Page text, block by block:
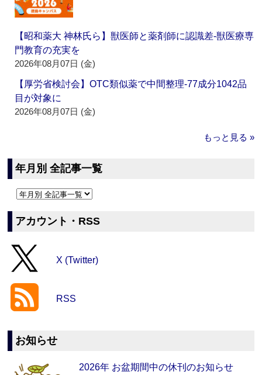
【昭和薬大 神林氏ら】獣医師と薬剤師に認識差‐獣医療専
門教育の充実を
2026年08月07日 (金)
【厚労省検討会】OTC類似薬で中間整理‐77成分1042品
目が対象に
2026年08月07日 (金)
もっと見る »
年月別 全記事一覧
アカウント・RSS
X (Twitter)
RSS
お知らせ
2026年 お盆期間中の休刊のお知らせ